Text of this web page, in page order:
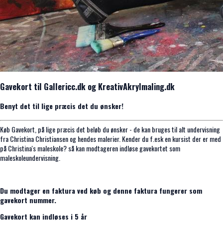
Gavekort til Gallericc.dk og KreativAkrylmaling.dk
Benyt det til lige præcis det du ønsker!
Køb Gavekort, på lige præcis det beløb du ønsker - de kan bruges til alt undervisning
fra Christina Christiansen og hendes malerier. Kender du f.esk en kursist der er med
på Christina's maleskole? så kan modtageren indløse gavekortet som
maleskoleundervisning.
Du modtager en faktura ved køb og denne faktura fungerer som
gavekort nummer.
Gavekort kan indløses i 5 år